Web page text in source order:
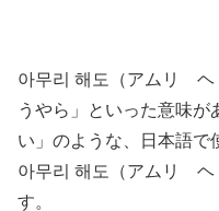
아무리 해도（アムリ ヘ
うやら」といった意味が
い」のような、日本語で
아무리 해도（アムリ ヘ
す。